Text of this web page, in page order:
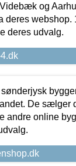
og
deres webshop.
deres udvalg.
De sælger
andre online